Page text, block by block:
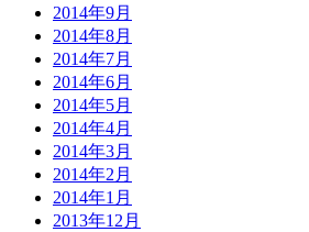
2014年9月
2014年8月
2014年7月
2014年6月
2014年5月
2014年4月
2014年3月
2014年2月
2014年1月
2013年12月